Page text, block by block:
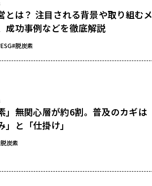
とは？ 注目される背景や取り組むメ
成功事例などを徹底解説
#脱炭素
」無関心層が約6割。普及のカギは
」と「仕掛け」
炭素